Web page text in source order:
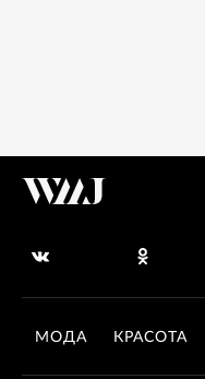
МОДА КРАСОТА